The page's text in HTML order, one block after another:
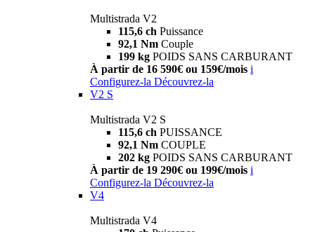
Multistrada V2
115,6 ch Puissance
92,1 Nm Couple
199 kg POIDS SANS CARBURANT
À partir de 16 590€ ou 159€/mois i
Configurez-la Découvrez-la
V2 S
Multistrada V2 S
115,6 ch PUISSANCE
92,1 Nm COUPLE
202 kg POIDS SANS CARBURANT
À partir de 19 290€ ou 199€/mois i
Configurez-la Découvrez-la
V4
Multistrada V4